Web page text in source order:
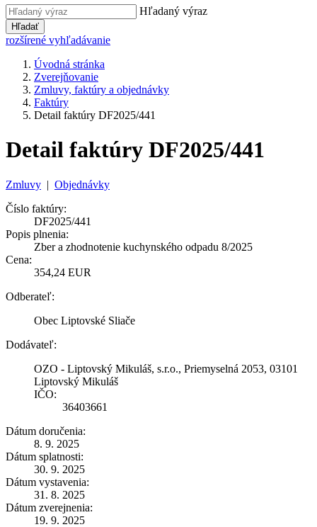
Hľadaný výraz
Hľadať
rozšírené vyhľadávanie
Úvodná stránka
Zverejňovanie
Zmluvy, faktúry a objednávky
Faktúry
Detail faktúry DF2025/441
Detail faktúry DF2025/441
Zmluvy | Objednávky
Číslo faktúry:
DF2025/441
Popis plnenia:
Zber a zhodnotenie kuchynského odpadu 8/2025
Cena:
354,24 EUR
Odberateľ:
Obec Liptovské Sliače
Dodávateľ:
OZO - Liptovský Mikuláš, s.r.o., Priemyselná 2053, 03101
Liptovský Mikuláš
IČO:
36403661
Dátum doručenia:
8. 9. 2025
Dátum splatnosti:
30. 9. 2025
Dátum vystavenia:
31. 8. 2025
Dátum zverejnenia:
19. 9. 2025